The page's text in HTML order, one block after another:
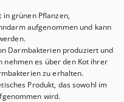
in grünen Pflanzen,
aufgenommen und kann
Darmbakterien produziert und
nehmen es über den Kot ihrer
zu erhalten.
Produkt, das sowohl im
wird.